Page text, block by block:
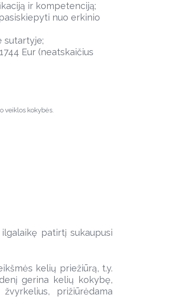
ir kompetenciją;
nuo erkinio
sutartyje;
Eur (neatskaičius
veiklos kokybės.
patirtį sukaupusi
kelių priežiūrą, t.y.
gerina kelių kokybę,
prižiūrėdama